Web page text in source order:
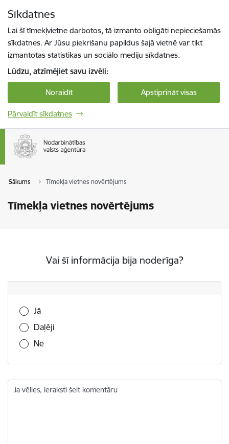
Sīkdatnes
Lai šī tīmekļvietne darbotos, tā izmanto obligāti nepieciešamās
sīkdatnes. Ar Jūsu piekrišanu papildus šajā vietnē var tikt
izmantotas statistikas un sociālo mediju sīkdatnes.
Lūdzu, atzīmējiet savu izvēli:
Noraidīt Apstiprināt visas
Pārvaldīt sīkdatnes
Sākums Tīmekļa vietnes novērtējums
Tīmekļa vietnes novērtējums
Vai šī informācija bija noderīga?
Vai šī informācija bija noderīga?
Jā
Daļēji
Nē
Ja vēlies, ieraksti šeit komentāru